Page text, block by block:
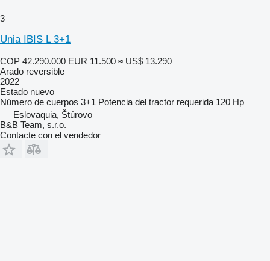
3
Unia IBIS L 3+1
COP 42.290.000 EUR 11.500 ≈ US$ 13.290
Arado reversible
2022
Estado nuevo
Número de cuerpos 3+1 Potencia del tractor requerida 120 Hp
Eslovaquia, Štúrovo
B&B Team, s.r.o.
Contacte con el vendedor